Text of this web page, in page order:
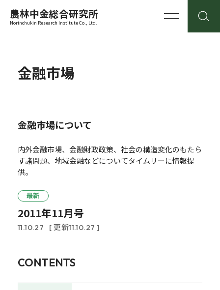
農林中金総合研究所
Norinchukin Research Institute Co., Ltd.
金融市場
金融市場について
内外金融市場、金融財政政策、社会の構造変化のもたら
す諸問題、地域金融などについてタイムリーに情報提
供。
最新
2011年11月号
11.10.27 [ 更新11.10.27 ]
CONTENTS